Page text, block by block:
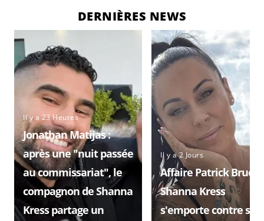
DERNIÈRES NEWS
Il y a 23 Heures
Jonathan Matijas :
après une "nuit passée
au commissariat", le
compagnon de Shanna
Kress partage un
Il y a 2 Jours
Affaire Patrick Bruel :
Shanna Kress
s'emporte contre sa